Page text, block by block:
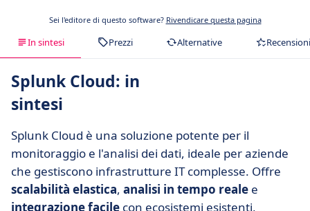
Sei l'editore di questo software? Rivendicare questa pagina
In sintesi Prezzi Alternative Recensioni
Splunk Cloud: in
sintesi
Splunk Cloud è una soluzione potente per il
monitoraggio e l'analisi dei dati, ideale per aziende
che gestiscono infrastrutture IT complesse. Offre
scalabilità elastica, analisi in tempo reale e
integrazione facile con ecosistemi esistenti,